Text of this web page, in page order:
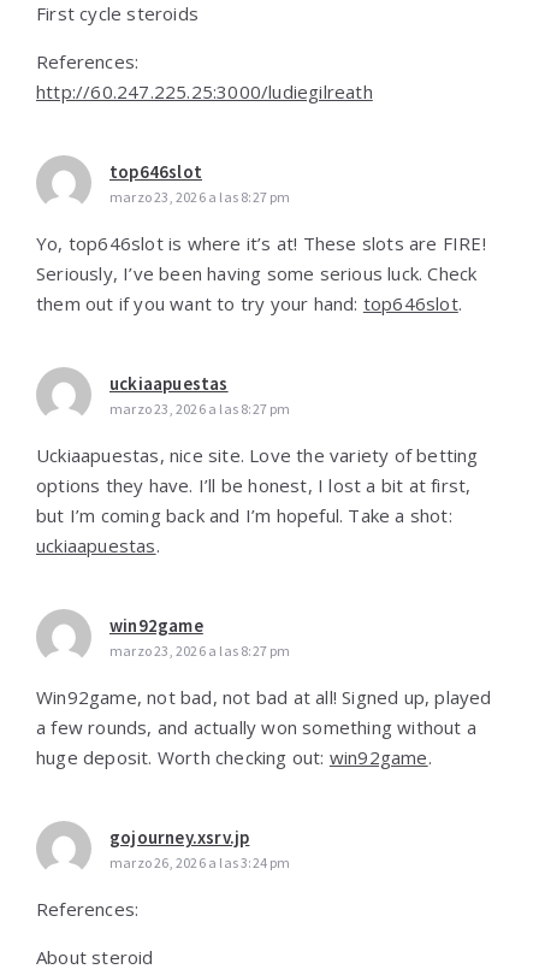
First cycle steroids
References:
http://60.247.225.25:3000/ludiegilreath
top646slot
marzo 23, 2026 a las 8:27 pm
Yo, top646slot is where it’s at! These slots are FIRE!
Seriously, I’ve been having some serious luck. Check
them out if you want to try your hand: top646slot.
uckiaapuestas
marzo 23, 2026 a las 8:27 pm
Uckiaapuestas, nice site. Love the variety of betting
options they have. I’ll be honest, I lost a bit at first,
but I’m coming back and I’m hopeful. Take a shot:
uckiaapuestas.
win92game
marzo 23, 2026 a las 8:27 pm
Win92game, not bad, not bad at all! Signed up, played
a few rounds, and actually won something without a
huge deposit. Worth checking out: win92game.
gojourney.xsrv.jp
marzo 26, 2026 a las 3:24 pm
References:
About steroid